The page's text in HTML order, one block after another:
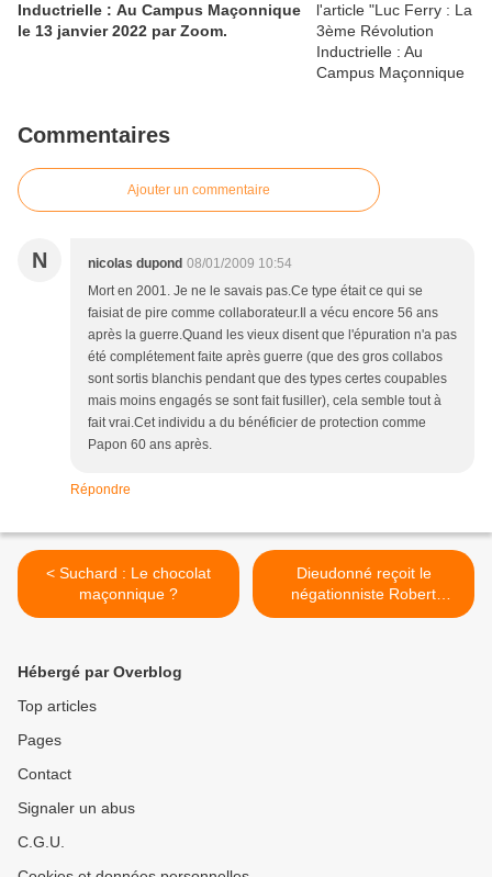
Inductrielle : Au Campus Maçonnique
le 13 janvier 2022 par Zoom.
Commentaires
Ajouter un commentaire
N nicolas dupond 08/01/2009 10:54
Mort en 2001. Je ne le savais pas.Ce type était ce qui se
faisiat de pire comme collaborateur.Il a vécu encore 56 ans
après la guerre.Quand les vieux disent que l'épuration n'a pas
été complétement faite après guerre (que des gros collabos
sont sortis blanchis pendant que des types certes coupables
mais moins engagés se sont fait fusiller), cela semble tout à
fait vrai.Cet individu a du bénéficier de protection comme
Papon 60 ans après.
Répondre
< Suchard : Le chocolat
maçonnique ?
Dieudonné reçoit le
négationniste Robert
Faurisson sur scène. >
Hébergé par Overblog
Top articles
Pages
Contact
Signaler un abus
C.G.U.